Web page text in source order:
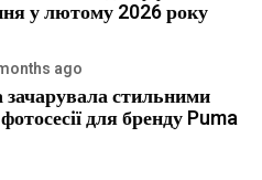
у лютому 2026 року
ago
стильними
для бренду Puma